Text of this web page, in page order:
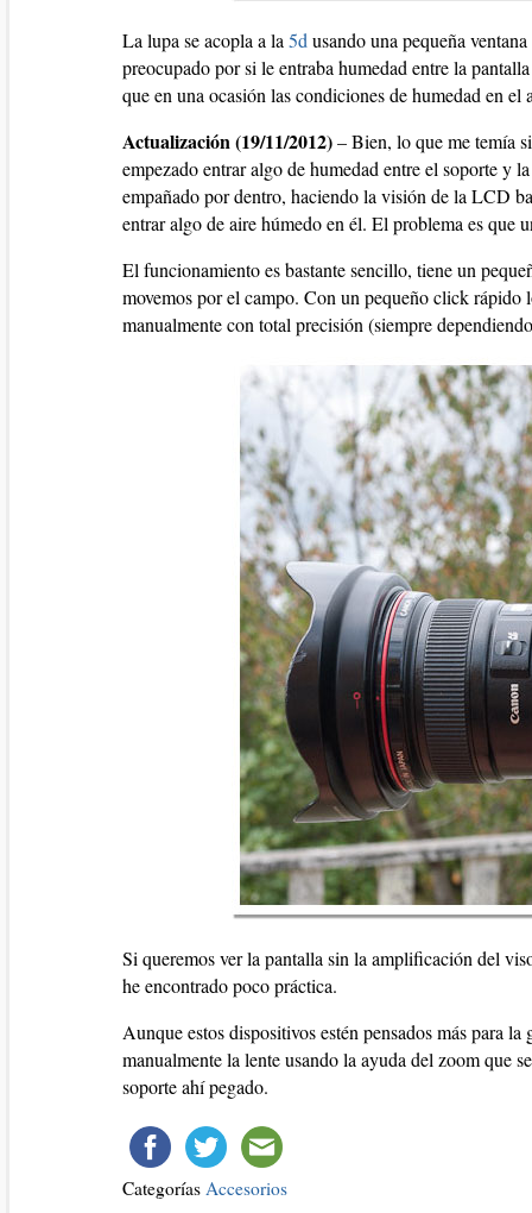
La lupa se acopla a la 5d usando una pequeña
preocupado por si le entraba humedad entre la
que en una ocasión las condiciones de humedad en el
Actualización (19/11/2012)– Bien, lo que me temía
empezado entrar algo de humedad entre el soporte y
empañado por dentro, haciendo la visión de la LCD
entrar algo de aire húmedo en él. El problema es que
El funcionamiento es bastante sencillo, tiene un
movemos por el campo. Con un pequeño click
manualmente con total precisión (siempre
Si queremos ver la pantalla sin la amplificación del
he encontrado poco práctica.
Aunque estos dispositivos estén pensados más para
manualmente la lente usando la ayuda del zoom que
soporte ahí pegado.
Categorías Accesorios